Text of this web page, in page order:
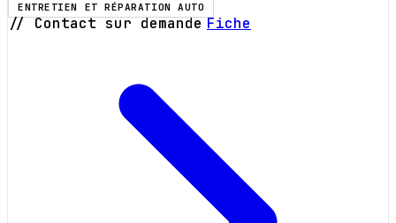
ENTRETIEN ET RÉPARATION AUTO
// Contact sur demande Fiche